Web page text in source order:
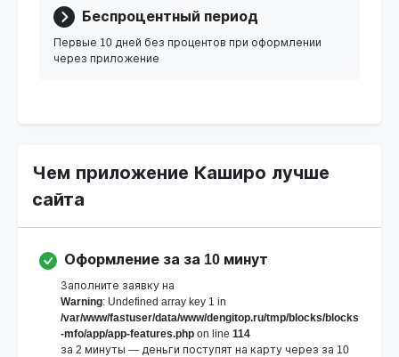
Беспроцентный период
Первые 10 дней без процентов при оформлении
через приложение
Чем приложение Каширо лучше
сайта
Оформление за за 10 минут
Заполните заявку на
Warning: Undefined array key 1 in
/var/www/fastuser/data/www/dengitop.ru/tmp/blocks/blocks
-mfo/app/app-features.php on line 114
за 2 минуты — деньги поступят на карту через за 10